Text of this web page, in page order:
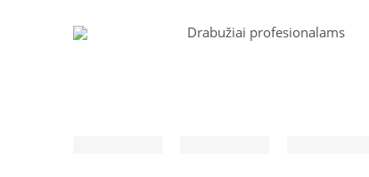
Drabužiai profesionalams